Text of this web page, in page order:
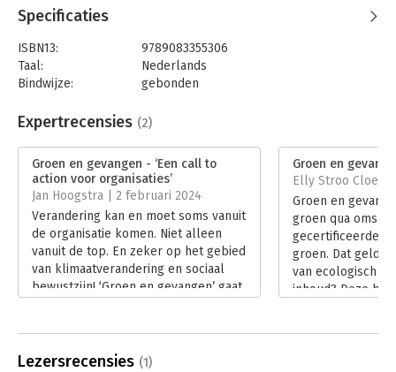
Specificaties
ISBN13:
9789083355306
Taal:
Nederlands
Bindwijze:
gebonden
Uitgever:
Something Else Publishing
Verschijningsdatum:
31-10-2023
Hoofdrubriek: Mens en maatschappij
Verandermanagement
Expertrecensies (2)
Groen en gevangen - ‘Een call to
action voor organisaties’
Jan Hoogstra | 2 februari 2024
Verandering kan en moet soms vanuit
de organisatie komen. Niet alleen
vanuit de top. En zeker op het gebied
van klimaatverandering en sociaal
bewustzijn! ‘Groen en gevangen’ gaat
businessnovelle over Marieke,
Groen en
Elly Stroo Cloeck
Groen en
groen qua
gecertificeerde
groen. Dat geldt
van ecologisch
inhoud? Deze
Lezersrecensies (1)